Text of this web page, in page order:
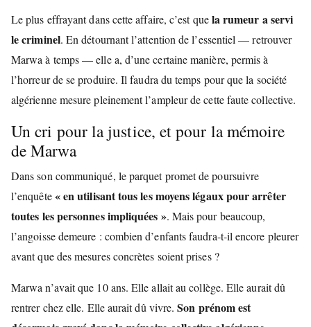
Le plus effrayant dans cette affaire, c’est quela rumeur a servi
le criminel. En détournant l’attention de l’essentiel — retrouver
Marwa à temps — elle a, d’une certaine manière, permis à
l’horreur de se produire. Il faudra du temps pour que la société
algérienne mesure pleinement l’ampleur de cette faute collective.
Un cri pour la justice, et pour la mémoire
de Marwa
Dans son communiqué, le parquet promet de poursuivre
l’enquête« en utilisant tous les moyens légaux pour arrêter
toutes les personnes impliquées ». Mais pour beaucoup,
l’angoisse demeure : combien d’enfants faudra-t-il encore pleurer
avant que des mesures concrètes soient prises ?
Marwa n’avait que 10 ans. Elle allait au collège. Elle aurait dû
rentrer chez elle. Elle aurait dû vivre.Son prénom est